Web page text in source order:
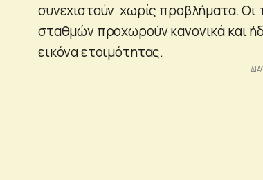
συνεχιστούν χωρίς προβλήματα. Οι
σταθμών προχωρούν κανονικά και
εικόνα ετοιμότητας.